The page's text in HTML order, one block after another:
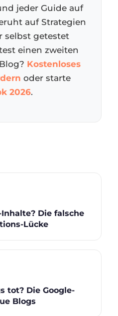
jeder Guide auf
auf Strategien
selbst getestet
einen zweiten
Kostenloses
oder starte
2026.
Die falsche
Lücke
tot? Die Google-
Blogs